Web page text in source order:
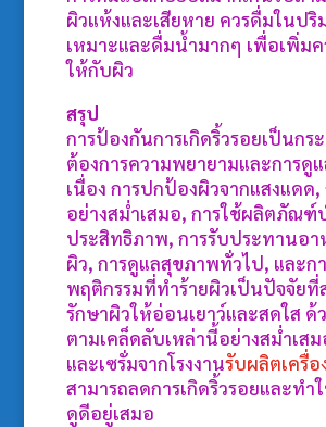
ผิวแห้งและเสียหาย ควรดื่มในป
เหมาะและดื่มน้ำมากๆ เพื่อเพิ่ม
ให้กับผิว
สรุป
การป้องกันการเกิดริ้วรอยเป็นกร
ต้องการความพยายามและการดู
เนื่อง การปกป้องผิวจากแสงแดด,
อย่างสม่ำเสมอ, การใช้ผลิตภัณฑ์
ประสิทธิภาพ, การรับประทานอ
ผิว, การดูแลสุขภาพทั่วไป, และก
พฤติกรรมที่ทำร้ายผิวเป็นปัจจัยที่
รักษาผิวให้อ่อนเยาว์และสดใส ด้
ตามเคล็ดลับเหล่านี้อย่างสม่ำเส
และเซรั่มจากโรงงานรับผลิตเครื่อ
สามารถลดการเกิดริ้วรอยและท
ดูดีอยู่เสมอ